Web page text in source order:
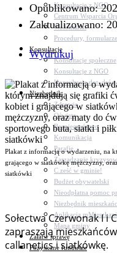
Konsultacje z NGO
Centrum Wsparcia
Wolontariat
Procedury,
Konsultacje
Konsultacje społeczne
Konsultacje z NGO
Konsultacje dot. dróg
Niezbędnik
Zdrowie
Oświata
Bezpieczeństwo
Komunikacja
Parafie
Zarządzanie
C.ześć w gminie!
Budżet obywatelski
Nieodpłatna pomoc
Niezbędnik
Aplikacja
Mapa gminy
Załatw sprawę
Pozyskane fundusze
Opublikowano:
Zaktualizowano:
Wydrukuj
Plakat z informacją o wydarzeniu, na
grającego w siatkówkę mężczyzny,
siatkówki
Sołectwa Czerwonak I i
zapraszają
callanetics i siatkówkę.